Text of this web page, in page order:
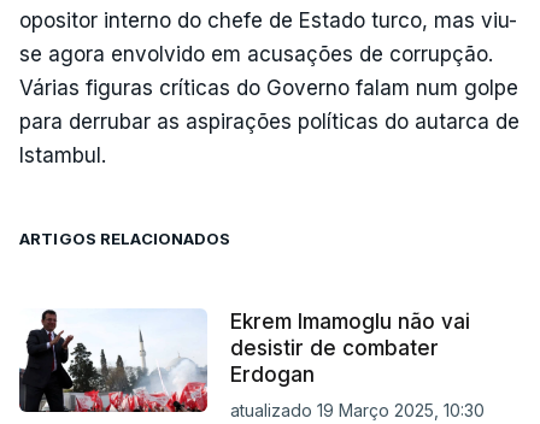
opositor interno do chefe de Estado turco, mas viu-
se agora envolvido em acusações de corrupção.
Várias figuras críticas do Governo falam num golpe
para derrubar as aspirações políticas do autarca de
Istambul.
ARTIGOS RELACIONADOS
Ekrem Imamoglu não vai
desistir de combater
Erdogan
atualizado 19 Março 2025, 10:30